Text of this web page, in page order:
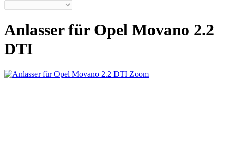
Anlasser für Opel Movano 2.2
DTI
Zoom